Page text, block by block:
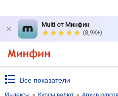
Multi от Минфин
(8,9K+)
Все показатели